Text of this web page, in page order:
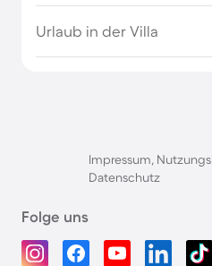
Urlaub in der Villa
Impressum,
Datenschutz
Folge uns